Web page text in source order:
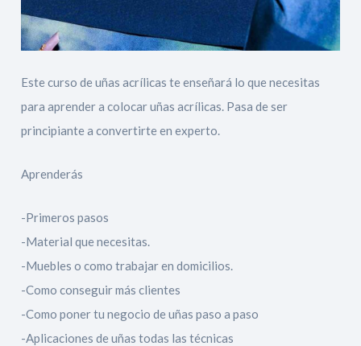
Este curso de uñas acrílicas te enseñará lo que necesitas
para aprender a colocar uñas acrílicas. Pasa de ser
principiante a convertirte en experto.
Aprenderás
-Primeros pasos
-Material que necesitas.
-Muebles o como trabajar en domicilios.
-Como conseguir más clientes
-Como poner tu negocio de uñas paso a paso
-Aplicaciones de uñas todas las técnicas